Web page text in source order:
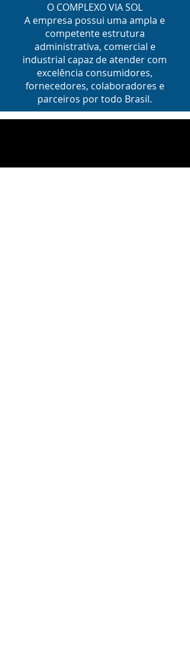
O COMPLEXO VIA SOL
A empresa possui uma ampla e
competente estrutura
administrativa, comercial e
industrial capaz de atender com
excelência consumidores,
fornecedores, colaboradores e
parceiros por todo Brasil.